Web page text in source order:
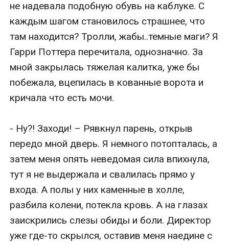
не надевала подобную обувь на каблуке. С
каждым шагом становилось страшнее, что
там находится? Тролли, жабы..темные маги? Я
Гарри Поттера перечитала, однозначно. За
мной закрылась тяжелая калитка, уже бы
побежала, вцепилась в кованные ворота и
кричала что есть мочи.
- Ну?! Заходи! – Рявкнул парень, открыв
передо мной дверь. Я немного потопталась, а
затем меня опять неведомая сила впихнула,
тут я не выдержала и свалилась прямо у
входа. А полы у них каменные в холле,
разбила колени, потекла кровь. А на глазах
заискрились слезы обиды и боли. Директор
уже где-то скрылся, оставив меня наедине с